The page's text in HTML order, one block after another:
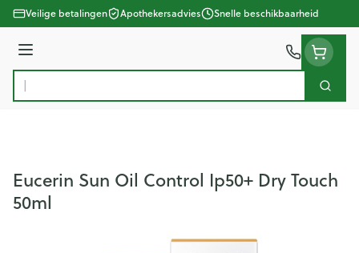
Ga naar de inhoud
Veilige betalingen Apothekersadvies Snelle beschikbaarheid
Menu
Product, merk, categorie...
Zoek
Eucerin Sun Oil Control Ip50+ Dry Touch
50ml